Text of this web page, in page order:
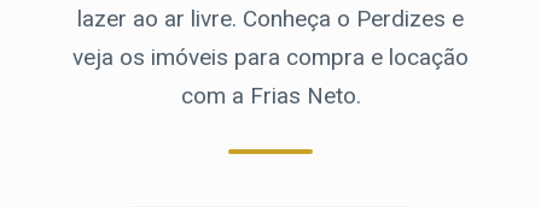
lazer ao ar livre. Conheça o Perdizes e
veja os imóveis para compra e locação
com a Frias Neto.